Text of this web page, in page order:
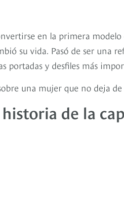
en la primera
su vida. Pasó de ser una
portadas y desfiles más
una mujer que no deja
historia de la